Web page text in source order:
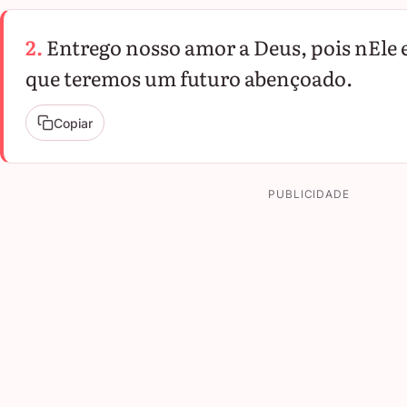
2.Entrego nosso amor a Deus, pois nEle
que teremos um futuro abençoado.
Copiar
PUBLICIDADE